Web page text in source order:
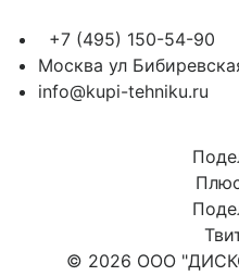
+7 (495) 150-54-90
Москва ул
info@kupi-tehniku.ru
© 2026 ООО